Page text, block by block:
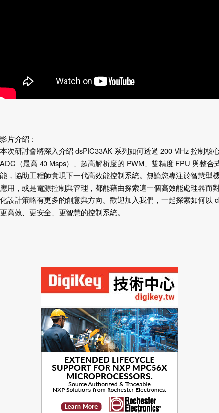
影片介紹 :
本次研討會將深入介紹 dsPIC33AK 系列如何透過 200 MHz 控制核
ADC（最高 40 Msps）、超高解析度的 PWM、雙精度 FPU 與整合
能，協助工程師實現下一代高效能控制系統。無論您專注於智慧型
應用，或是電源控制與管理，都能藉由探索這一個高效能處理器而
化設計策略有更多的創意與方向。歡迎加入我們，一起探索如何以
更高效、更安全、更智慧的控制系統。